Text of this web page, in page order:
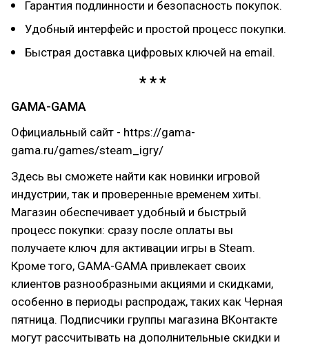
Гарантия подлинности и безопасность покупок.
Удобный интерфейс и простой процесс покупки.
Быстрая доставка цифровых ключей на email.
GAMA-GAMA
Официальный сайт - https://gama-
gama.ru/games/steam_igry/
Здесь вы сможете найти как новинки игровой
индустрии, так и проверенные временем хиты.
Магазин обеспечивает удобный и быстрый
процесс покупки: сразу после оплаты вы
получаете ключ для активации игры в Steam.
Кроме того, GAMA-GAMA привлекает своих
клиентов разнообразными акциями и скидками,
особенно в периоды распродаж, таких как Черная
пятница. Подписчики группы магазина ВКонтакте
могут рассчитывать на дополнительные скидки и